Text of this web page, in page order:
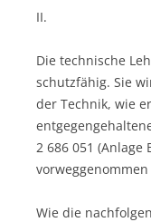
II.
Die technische
schutzfähig. Sie
der Technik, wie
2 686 051 (Anlage
Wie die